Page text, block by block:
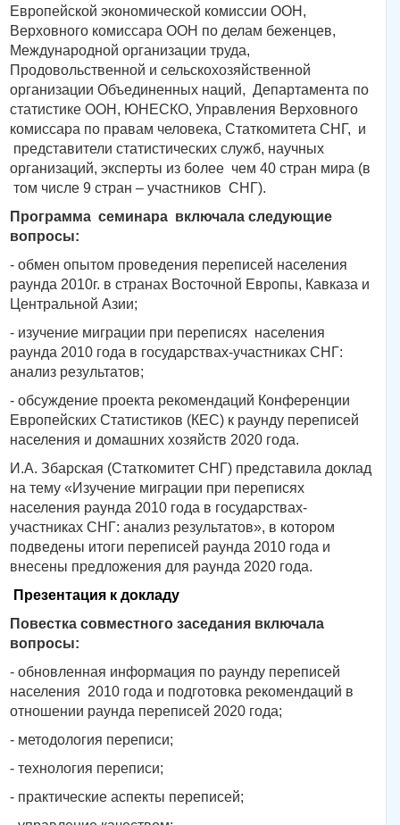
Европейской экономической комиссии ООН,
Верховного комиссара ООН по делам беженцев,
Международной организации труда,
Продовольственной и сельскохозяйственной
организации Объединенных наций, Департамента по
статистике ООН, ЮНЕСКО, Управления Верховного
комиссара по правам человека, Статкомитета СНГ, и
представители статистических служб, научных
организаций, эксперты из более чем 40 стран мира (в
том числе 9 стран – участников СНГ).
Программа семинара включала следующие
вопросы:
- обмен опытом проведения переписей населения
раунда 2010г. в странах Восточной Европы, Кавказа и
Центральной Азии;
- изучение миграции при переписях населения
раунда 2010 года в государствах-участниках СНГ:
анализ результатов;
- обсуждение проекта рекомендаций Конференции
Европейских Статистиков (КЕС) к раунду переписей
населения и домашних хозяйств 2020 года.
И.А. Збарская (Статкомитет СНГ) представила доклад
на тему «Изучение миграции при переписях
населения раунда 2010 года в государствах-
участниках СНГ: анализ результатов», в котором
подведены итоги переписей раунда 2010 года и
внесены предложения для раунда 2020 года.
Презентация к докладу
Повестка совместного заседания включала
вопросы:
- обновленная информация по раунду переписей
населения 2010 года и подготовка рекомендаций в
отношении раунда переписей 2020 года;
- методология переписи;
- технология переписи;
- практические аспекты переписей;